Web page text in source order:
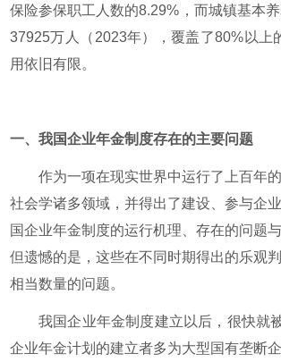
保险参保职工人数的8.29% ，而城镇基本
37925万人（2023年）
，覆盖了80%以上
用依旧有限。
一、我国企业年金制度存在的主要问题
作为一项在现实世界中运行了上百年
社会学诸多领域，并得出了建设、参与企
国企业年金制度的运行机理、存在的问题
但遗憾的是，这些在不同时期得出的乐观
相当数量的问题。
我国企业年金制度建立以后，很快就
企业年金计划的建立者多为大型国有垄断